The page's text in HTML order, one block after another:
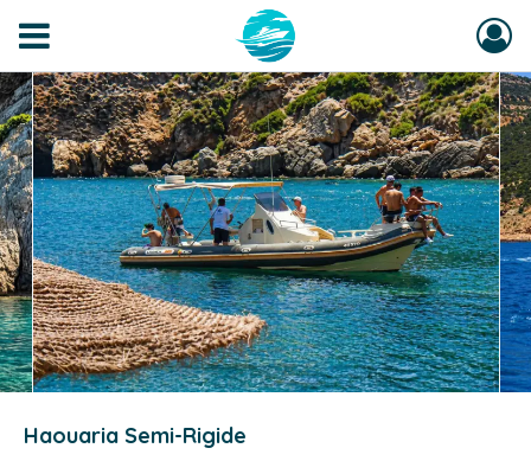
Haouaria Semi-Rigide